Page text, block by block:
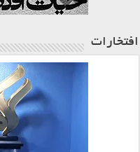
افتخارات